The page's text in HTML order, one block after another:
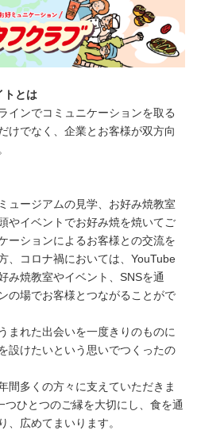
トとは
インでコミュニケーションを取る
けでなく、企業とお客様が双方向
ュージアムの見学、お好み焼教室
やイベントでお好み焼を焼いてご
ーションによるお客様との交流を
、コロナ禍においては、YouTube
み焼教室やイベント、SNSを通
の場でお客様とつながることがで
まれた出会いを一度きりのものに
設けたいという思いでつくったの
間多くの方々に支えていただきま
つひとつのご縁を大切にし、食を通
、広めてまいります。